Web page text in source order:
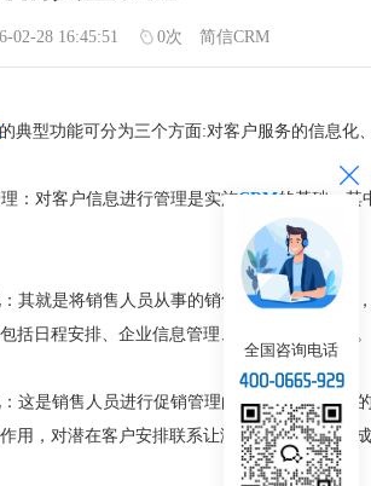
02-28 16:45:51 0次 简信CRM
的典型功能可分为三个方面:对客户服务的信息化
：对客户信息进行管理是实施CRM的基础。其
其就是将销售人员从事的销售活动进行信息化
括日程安排、企业信息管理、消费报告等工具
这是销售人员进行促销管理的工具，有着独
用，对潜在客户安排联系让潜在客户对产品生
全国咨询电话